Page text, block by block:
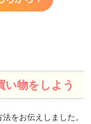
い物をしよう
をお伝えしました。